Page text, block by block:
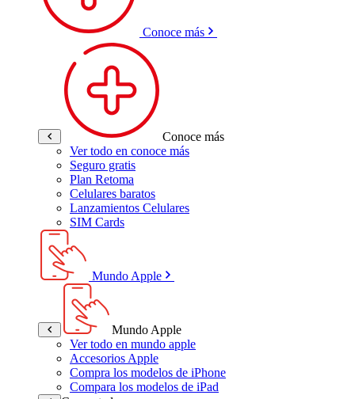
Conoce más
Conoce más
Ver todo en conoce más
Seguro gratis
Plan Retoma
Celulares baratos
Lanzamientos Celulares
SIM Cards
Mundo Apple
Mundo Apple
Ver todo en mundo apple
Accesorios Apple
Compra los modelos de iPhone
Compara los modelos de iPad